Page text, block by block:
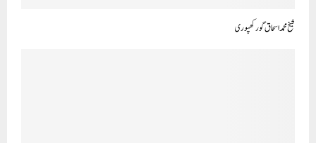
شیخ محمد اسحاق گورکھپوری